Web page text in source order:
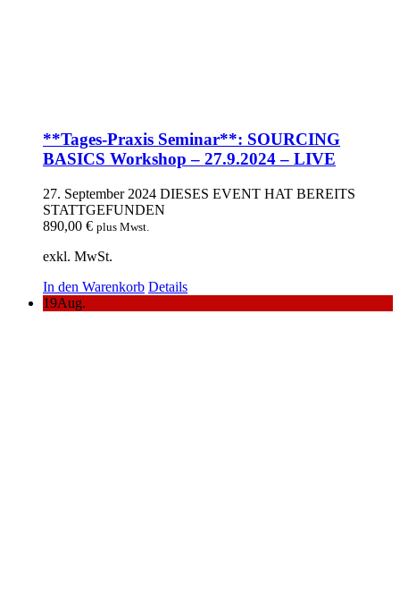
**Tages-Praxis Seminar**: SOURCING
BASICS Workshop – 27.9.2024 – LIVE
27. September 2024 DIESES EVENT HAT BEREITS
STATTGEFUNDEN
890,00 € plus Mwst.
exkl. MwSt.
In den Warenkorb Details
19Aug.